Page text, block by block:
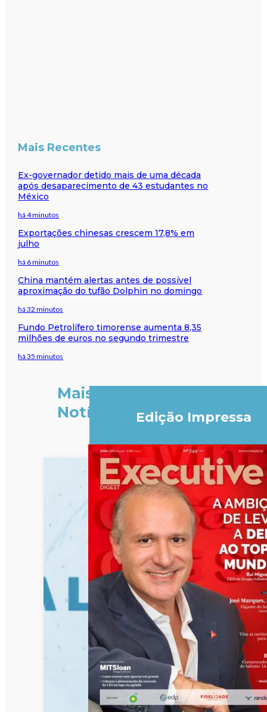
Mais Recentes
Ex-governador detido mais de uma década
após desaparecimento de 43 estudantes no
México
há 4 minutos
Exportações chinesas crescem 17,8% em
julho
há 6 minutos
China mantém alertas antes de possível
aproximação do tufão Dolphin no domingo
há 32 minutos
Fundo Petrolífero timorense aumenta 8,35
milhões de euros no segundo trimestre
há 35 minutos
Mais
Notícias
Edição Impressa